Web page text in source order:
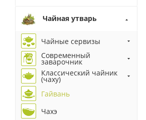
Чайная утварь
Чайные сервизы
Современный
заварочник
Классический чайник
(чаху)
Гайвань
Чахэ